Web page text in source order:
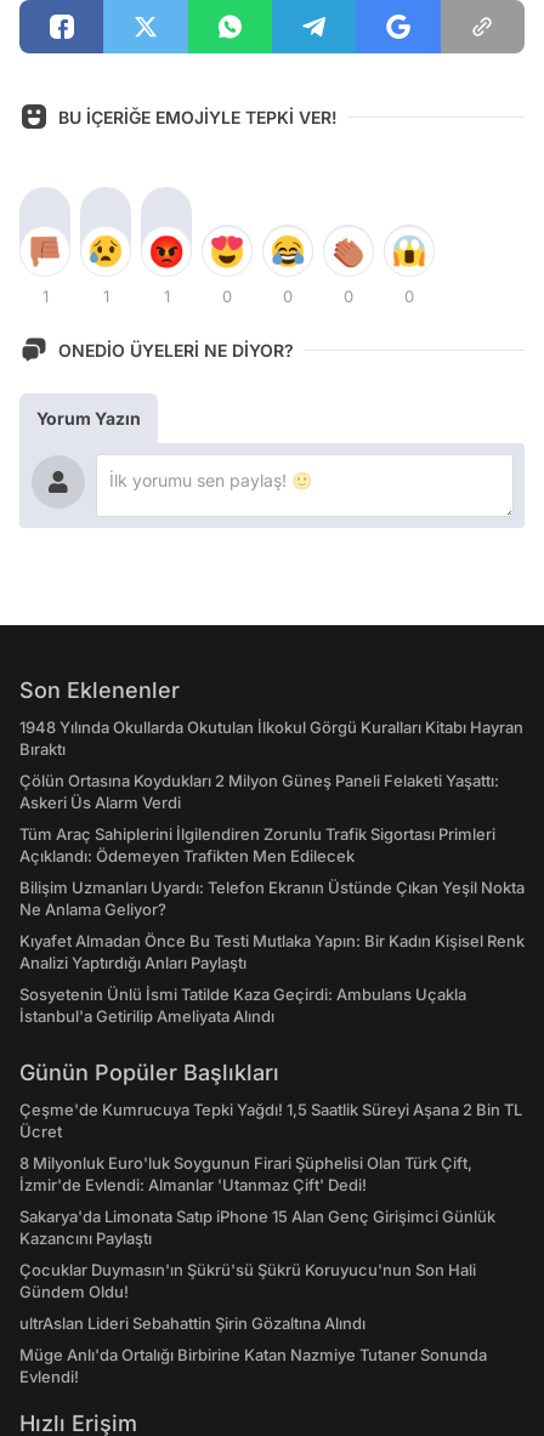
BU İÇERİĞE EMOJİYLE TEPKİ VER!
1 1 1 0 0 0 0
ONEDİO ÜYELERİ NE DİYOR?
Yorum Yazın
Son Eklenenler
1948 Yılında Okullarda Okutulan İlkokul Görgü Kuralları Kitabı Hayran
Bıraktı
Çölün Ortasına Koydukları 2 Milyon Güneş Paneli Felaketi Yaşattı:
Askeri Üs Alarm Verdi
Tüm Araç Sahiplerini İlgilendiren Zorunlu Trafik Sigortası Primleri
Açıklandı: Ödemeyen Trafikten Men Edilecek
Bilişim Uzmanları Uyardı: Telefon Ekranın Üstünde Çıkan Yeşil Nokta
Ne Anlama Geliyor?
Kıyafet Almadan Önce Bu Testi Mutlaka Yapın: Bir Kadın Kişisel Renk
Analizi Yaptırdığı Anları Paylaştı
Sosyetenin Ünlü İsmi Tatilde Kaza Geçirdi: Ambulans Uçakla
İstanbul'a Getirilip Ameliyata Alındı
Günün Popüler Başlıkları
Çeşme'de Kumrucuya Tepki Yağdı! 1,5 Saatlik Süreyi Aşana 2 Bin TL
Ücret
8 Milyonluk Euro'luk Soygunun Firari Şüphelisi Olan Türk Çift,
İzmir'de Evlendi: Almanlar 'Utanmaz Çift' Dedi!
Sakarya'da Limonata Satıp iPhone 15 Alan Genç Girişimci Günlük
Kazancını Paylaştı
Çocuklar Duymasın'ın Şükrü'sü Şükrü Koruyucu'nun Son Hali
Gündem Oldu!
ultrAslan Lideri Sebahattin Şirin Gözaltına Alındı
Müge Anlı'da Ortalığı Birbirine Katan Nazmiye Tutaner Sonunda
Evlendi!
Hızlı Erişim